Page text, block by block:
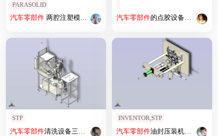
PARASOLID
汽车零部件两腔注塑模具 X_T 汽车零部件的点胶设备，人工上料+转盘模组
STP
汽车零部件清洗设备三维模型3D图纸
INVENTOR,STP
汽车零部件油封压装机三维模型3D图纸